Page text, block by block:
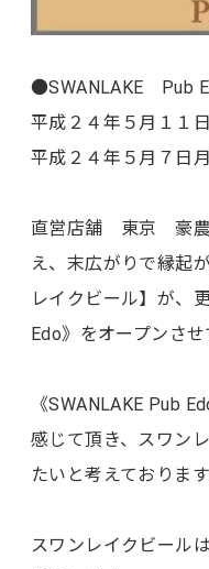
●SWANLAKE Pub
平成２４年５月１１
平成２４年５月７日
直営店舗 東京 豪農
え、末広がりで縁起
レイクビール】が、
Edo》をオープンさせ
《SWANLAKE Pub
感じて頂き、スワン
たいと考えております
スワンレイクビール